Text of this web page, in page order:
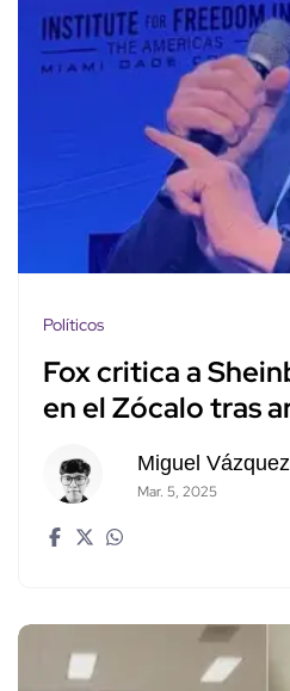
Políticos
Fox critica a
en el Zócalo tras
Miguel Vázquez
Mar. 5, 2025